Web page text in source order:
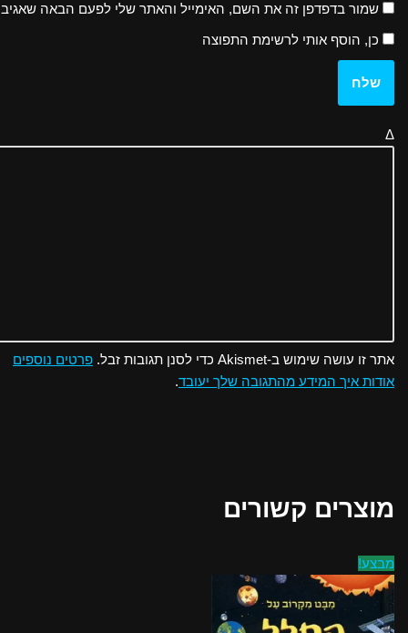
שמור בדפדפן זה את השם, האימייל והאתר שלי לפעם הבאה
כן, הוסף אותי לרשימת התפוצה
Δ
אתר זו עושה שימוש ב-Akismet כדי לסנן תגובות זבל.
פרטים נוספים
אודות איך המידע מהתגובה שלך יעובד.
מוצרים קשורים
מבצע!